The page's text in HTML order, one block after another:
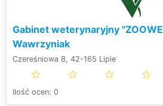
Gabinet weterynaryjny
Wawrzyniak
Czereśniowa 8, 42-165 Lipie
Ilość ocen: 0